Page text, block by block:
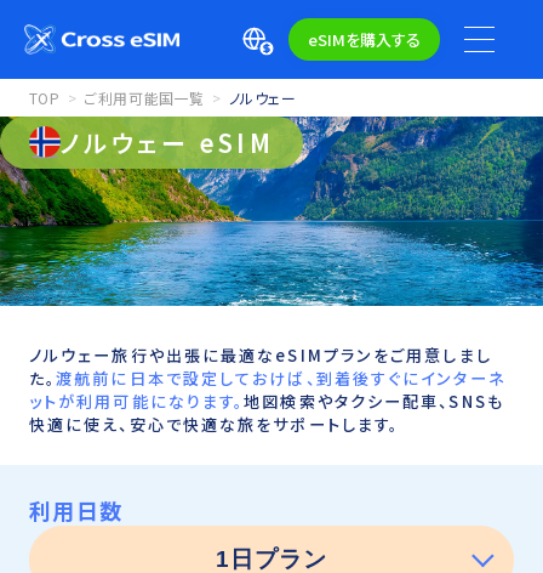
eSIMを購入する
TOP ご利用可能国一覧 ノルウェー
ノルウェー eSIM
ノルウェー旅行や出張に最適なeSIMプランをご用意しまし
た。渡航前に日本で設定しておけば、到着後すぐにインターネ
ットが利用可能になります。地図検索やタクシー配車、SNSも
快適に使え、安心で快適な旅をサポートします。
利用日数